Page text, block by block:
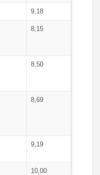
9,18
8,15
8,50
8,69
9,19
10,00